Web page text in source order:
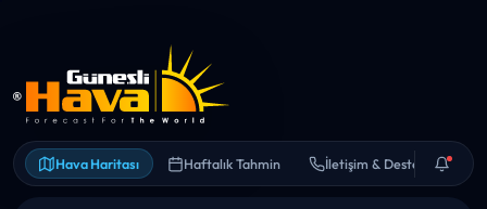
Hava Haritası Haftalık Tahmin İletişim & Destek